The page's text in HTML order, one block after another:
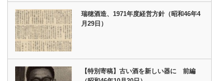
瑞穂酒造、1971年度経営方針（昭和46年4
月29日）
【特別寄稿】古い酒を新しい器に 前編